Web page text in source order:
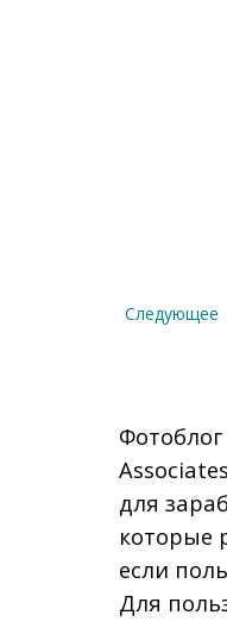
Следующее
для
которые
если
Для